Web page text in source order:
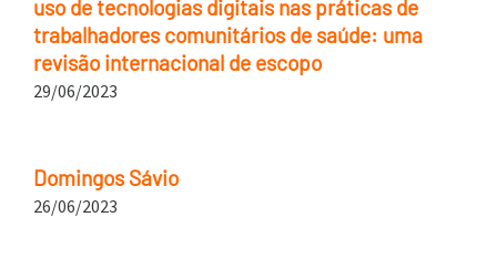
uso de tecnologias digitais nas práticas de
trabalhadores comunitários de saúde: uma
revisão internacional de escopo
29/06/2023
Domingos Sávio
26/06/2023